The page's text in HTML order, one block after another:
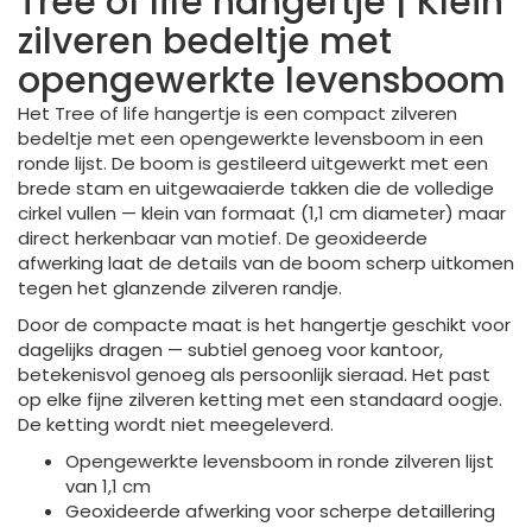
zilveren bedeltje met
opengewerkte levensboom
Het Tree of life hangertje is een compact zilveren
bedeltje met een opengewerkte levensboom in een
ronde lijst. De boom is gestileerd uitgewerkt met een
brede stam en uitgewaaierde takken die de volledige
cirkel vullen — klein van formaat (1,1 cm diameter) maar
direct herkenbaar van motief. De geoxideerde
afwerking laat de details van de boom scherp uitkomen
tegen het glanzende zilveren randje.
Door de compacte maat is het hangertje geschikt voor
dagelijks dragen — subtiel genoeg voor kantoor,
betekenisvol genoeg als persoonlijk sieraad. Het past
op elke fijne zilveren ketting met een standaard oogje.
De ketting wordt niet meegeleverd.
Opengewerkte levensboom in ronde zilveren lijst
van 1,1 cm
Geoxideerde afwerking voor scherpe detaillering